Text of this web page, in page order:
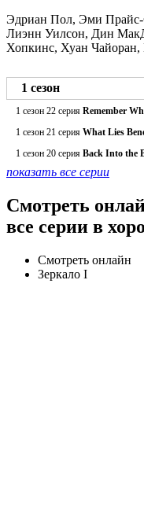
Эдриан Пол, Эми
Лиэнн Уилсон, Дин
Хопкинс, Хуан
1 сезон
1 сезон 22 серия Remember
1 сезон 21 серия What Lies
1 сезон 20 серия Back Into the
показать все серии
Смотреть
все серии в
Смотреть онлайн
Зеркало I